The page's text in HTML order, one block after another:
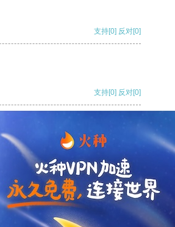
支持[0] 反对[0]
支持[0] 反对[0]
反对